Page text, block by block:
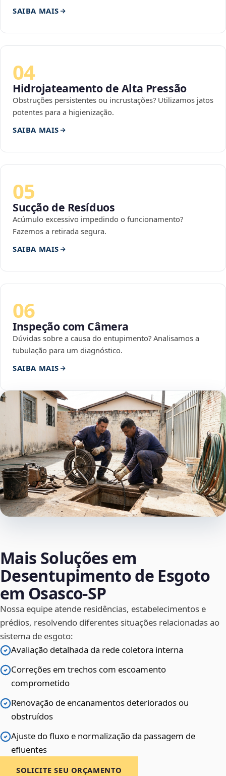
SAIBA MAIS
04
Hidrojateamento de Alta Pressão
Obstruções persistentes ou incrustações? Utilizamos jatos
potentes para a higienização.
SAIBA MAIS
05
Sucção de Resíduos
Acúmulo excessivo impedindo o funcionamento?
Fazemos a retirada segura.
SAIBA MAIS
06
Inspeção com Câmera
Dúvidas sobre a causa do entupimento? Analisamos a
tubulação para um diagnóstico.
SAIBA MAIS
Mais Soluções em
Desentupimento de Esgoto
em Osasco‑SP
Nossa equipe atende residências, estabelecimentos e
prédios, resolvendo diferentes situações relacionadas ao
sistema de esgoto:
Avaliação detalhada da rede coletora interna
Correções em trechos com escoamento
comprometido
Renovação de encanamentos deteriorados ou
obstruídos
Ajuste do fluxo e normalização da passagem de
efluentes
SOLICITE SEU ORÇAMENTO